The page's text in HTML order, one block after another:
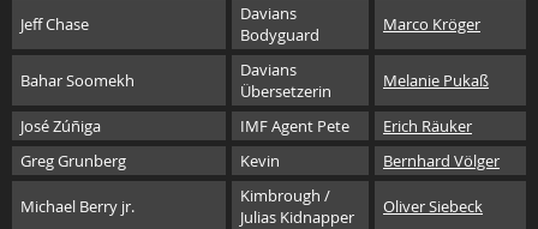
Jeff Chase
Davians
Bodyguard
Marco Kröger
Bahar Soomekh
Davians
Übersetzerin
Melanie Pukaß
José Zúñiga IMF Agent Pete
Erich Räuker
Greg Grunberg
Kevin Bernhard Völger
Michael Berry jr.
Kimbrough /
Julias Kidnapper
Oliver Siebeck